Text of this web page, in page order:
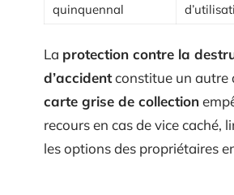
quinquennal
La protection contre la
d’accidentconstitue un autre
carte grise de collection
recours en cas de vice caché,
les options des propriétaires